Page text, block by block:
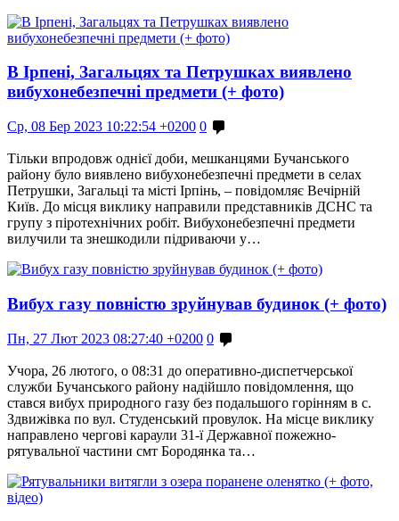
В Ірпені, Загальцях та Петрушках виявлено
вибухонебезпечні предмети (+ фото)
Ср, 08 Бер 2023 10:22:54 +0200 0
Тільки впродовж однієї доби, мешканцями Бучанського
району було виявлено вибухонебезпечні предмети в селах
Петрушки, Загальці та місті Ірпінь, – повідомляє Вечірній
Київ. До місця виклику направили представників ДСНС та
групу з піротехнічних робіт. Вибухонебезпечні предмети
вилучили та знешкодили підриваючи у…
Вибух газу повністю зруйнував будинок (+ фото)
Пн, 27 Лют 2023 08:27:40 +0200 0
Учора, 26 лютого, о 08:31 до оперативно-диспетчерської
служби Бучанського району надійшло повідомлення, що
стався вибух природного газу без подальшого горінням в с.
Здвижівка по вул. Студенський провулок. На місце виклику
направлено чергові караули 31-ї Державної пожежно-
рятувальної частини смт Бородянка та…